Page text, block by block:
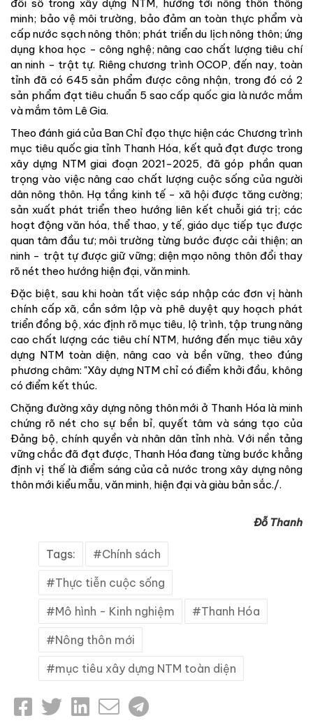
đổi số trong xây dựng NTM, hướng tới nông thôn thông
minh; bảo vệ môi trường, bảo đảm an toàn thực phẩm và
cấp nước sạch nông thôn; phát triển du lịch nông thôn; ứng
dụng khoa học - công nghệ; nâng cao chất lượng tiêu chí
an ninh - trật tự. Riêng chương trình OCOP, đến nay, toàn
tỉnh đã có 645 sản phẩm được công nhận, trong đó có 2
sản phẩm đạt tiêu chuẩn 5 sao cấp quốc gia là nước mắm
và mắm tôm Lê Gia.
Theo đánh giá của Ban Chỉ đạo thực hiện các Chương trình
mục tiêu quốc gia tỉnh Thanh Hóa, kết quả đạt được trong
xây dựng NTM giai đoạn 2021-2025, đã góp phần quan
trọng vào việc nâng cao chất lượng cuộc sống của người
dân nông thôn. Hạ tầng kinh tế - xã hội được tăng cường;
sản xuất phát triển theo hướng liên kết chuỗi giá trị; các
hoạt động văn hóa, thể thao, y tế, giáo dục tiếp tục được
quan tâm đầu tư; môi trường từng bước được cải thiện; an
ninh - trật tự được giữ vững; diện mạo nông thôn đổi thay
rõ nét theo hướng hiện đại, văn minh.
Đặc biệt, sau khi hoàn tất việc sáp nhập các đơn vị hành
chính cấp xã, cần sớm lập và phê duyệt quy hoạch phát
triển đồng bộ, xác định rõ mục tiêu, lộ trình, tập trung nâng
cao chất lượng các tiêu chí NTM, hướng đến mục tiêu xây
dựng NTM toàn diện, nâng cao và bền vững, theo đúng
phương châm: "Xây dựng NTM chỉ có điểm khởi đầu, không
có điểm kết thúc.
Chặng đường xây dựng nông thôn mới ở Thanh Hóa là minh
chứng rõ nét cho sự bền bỉ, quyết tâm và sáng tạo của
Đảng bộ, chính quyền và nhân dân tỉnh nhà. Với nền tảng
vững chắc đã đạt được, Thanh Hóa đang từng bước khẳng
định vị thế là điểm sáng của cả nước trong xây dựng nông
thôn mới kiểu mẫu, văn minh, hiện đại và giàu bản sắc./.
Đỗ Thanh
Tags: Chính sách
Thực tiễn cuộc sống
Mô hình - Kinh nghiệm Thanh Hóa
Nông thôn mới
mục tiêu xây dựng NTM toàn diện